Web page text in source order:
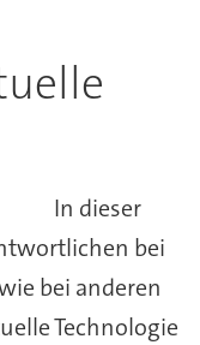
In dieser
bei
bei anderen
Technologie